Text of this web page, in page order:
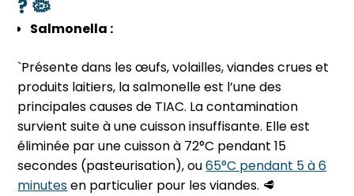
? 🦠
Salmonella :
`Présente dans les œufs, volailles, viandes crues et
produits laitiers, la salmonelle est l’une des
principales causes de TIAC. La contamination
survient suite à une cuisson insuffisante. Elle est
éliminée par une cuisson à 72°C pendant 15
secondes (pasteurisation), ou65°C pendant 5 à 6
minutesen particulier pour les viandes. 🥩